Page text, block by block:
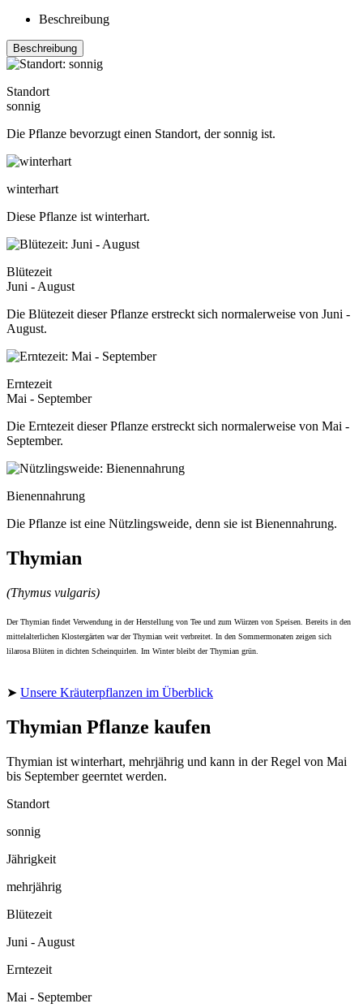
Beschreibung
Beschreibung
Standort
sonnig
Die Pflanze bevorzugt einen Standort, der sonnig ist.
winterhart
Diese Pflanze ist winterhart.
Blütezeit
Juni - August
Die Blütezeit dieser Pflanze erstreckt sich normalerweise von Juni -
August.
Erntezeit
Mai - September
Die Erntezeit dieser Pflanze erstreckt sich normalerweise von Mai -
September.
Bienennahrung
Die Pflanze ist eine Nützlingsweide, denn sie ist Bienennahrung.
Thymian
(Thymus vulgaris)
Der Thymian findet Verwendung in der Herstellung von Tee und zum Würzen von Speisen. Bereits in den
mittelalterlichen Klostergärten war der Thymian weit verbreitet. In den Sommermonaten zeigen sich
lilarosa Blüten in dichten Scheinquirlen. Im Winter bleibt der Thymian grün.
➤ Unsere Kräuterpflanzen im Überblick
Thymian Pflanze kaufen
Thymian ist winterhart, mehrjährig und kann in der Regel von Mai
bis September geerntet werden.
Standort
sonnig
Jährigkeit
mehrjährig
Blütezeit
Juni - August
Erntezeit
Mai - September